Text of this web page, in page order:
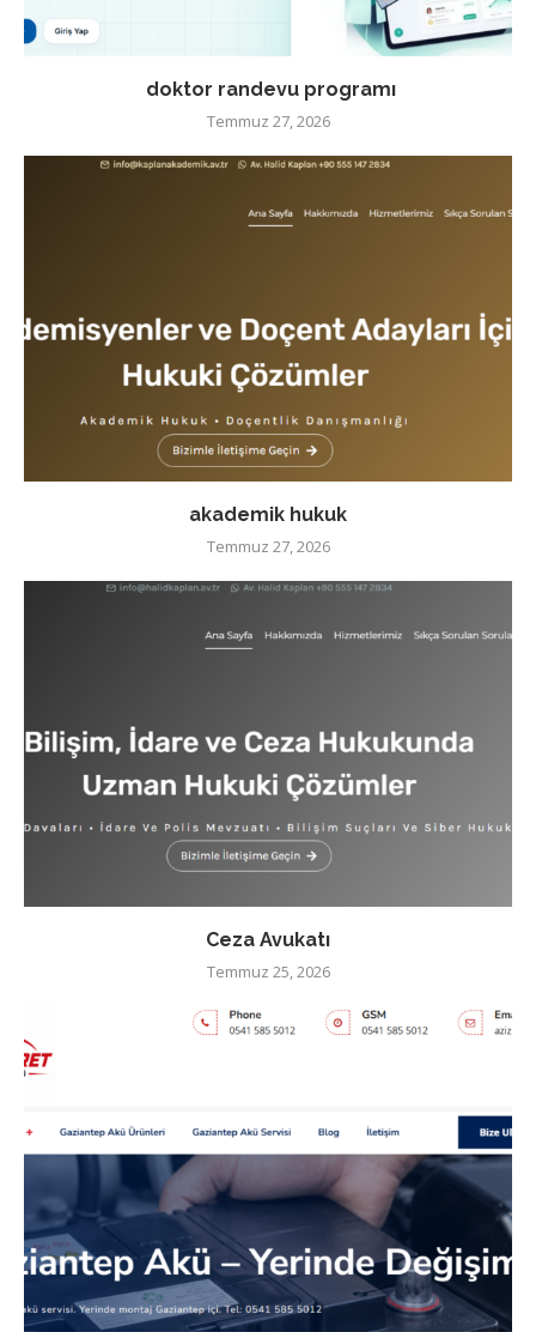
doktor randevu programı
Temmuz 27, 2026
akademik hukuk
Temmuz 27, 2026
Ceza Avukatı
Temmuz 25, 2026